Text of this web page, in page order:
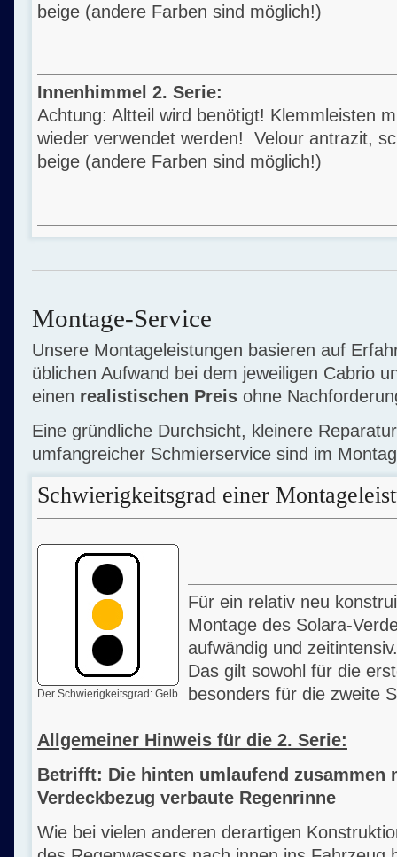
beige (andere Farben sind möglich!)
Innenhimmel 2. Serie:
Achtung: Altteil wird benötigt! Klemmleisten
wieder verwendet werden! Velour antrazit,
beige (andere Farben sind möglich!)
Montage-Service
Unsere Montageleistungen basieren auf
üblichen Aufwand bei dem jeweiligen Cabrio
einen realistischen Preis ohne
Eine gründliche Durchsicht, kleinere
umfangreicher Schmierservice sind im
Schwierigkeitsgrad einer
Der Schwierigkeitsgrad: Gelb
Für ein relativ neu
Montage des Solara-
aufwändig und zeitintensiv.
Das gilt sowohl für die
besonders für die zweite
Allgemeiner Hinweis für die 2. Serie:
Betrifft: Die hinten umlaufend zusammen
Verdeckbezug verbaute Regenrinne
Wie bei vielen anderen derartigen